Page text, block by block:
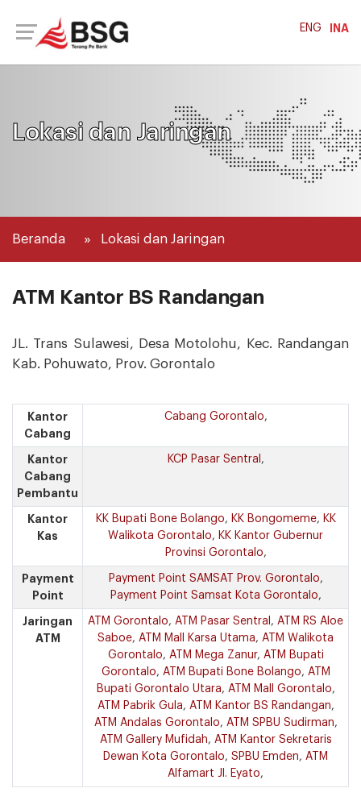
INA
ENG
Lokasi dan Jaringan
Beranda Lokasi dan Jaringan
ATM Kantor BS Randangan
JL. Trans Sulawesi, Desa Motolohu, Kec. Randangan
Kab. Pohuwato, Prov. Gorontalo
Kantor
Cabang
Cabang Gorontalo,
Kantor
Cabang
Pembantu
KCP Pasar Sentral ,
Kantor
Kas
KK Bupati Bone Bolango, KK Bongomeme, KK
Walikota Gorontalo, KK Kantor Gubernur
Provinsi Gorontalo,
Payment
Point
Payment Point SAMSAT Prov. Gorontalo,
Payment Point Samsat Kota Gorontalo,
Jaringan
ATM
ATM Gorontalo, ATM Pasar Sentral , ATM RS Aloe
Saboe, ATM Mall Karsa Utama, ATM Walikota
Gorontalo, ATM Mega Zanur, ATM Bupati
Gorontalo, ATM Bupati Bone Bolango, ATM
Bupati Gorontalo Utara, ATM Mall Gorontalo,
ATM Pabrik Gula, ATM Kantor BS Randangan,
ATM Andalas Gorontalo, ATM SPBU Sudirman,
ATM Gallery Mufidah, ATM Kantor Sekretaris
Dewan Kota Gorontalo, SPBU Emden, ATM
Alfamart Jl. Eyato,